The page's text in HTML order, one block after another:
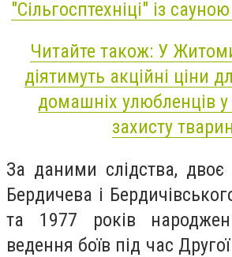
"Сільгосптехніці" із
Читайте також: У
діятимуть акційні ціни
домашніх улюбленців
захисту
За даними слідства, двоє
Бердичева і
та 1977 років
ведення боїв під час Другої